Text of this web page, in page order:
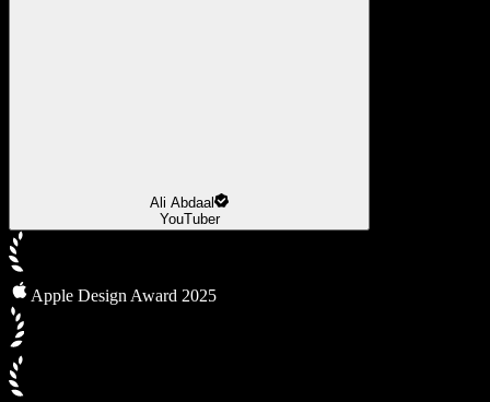
Ali Abdaal
YouTuber
Apple Design Award 2025